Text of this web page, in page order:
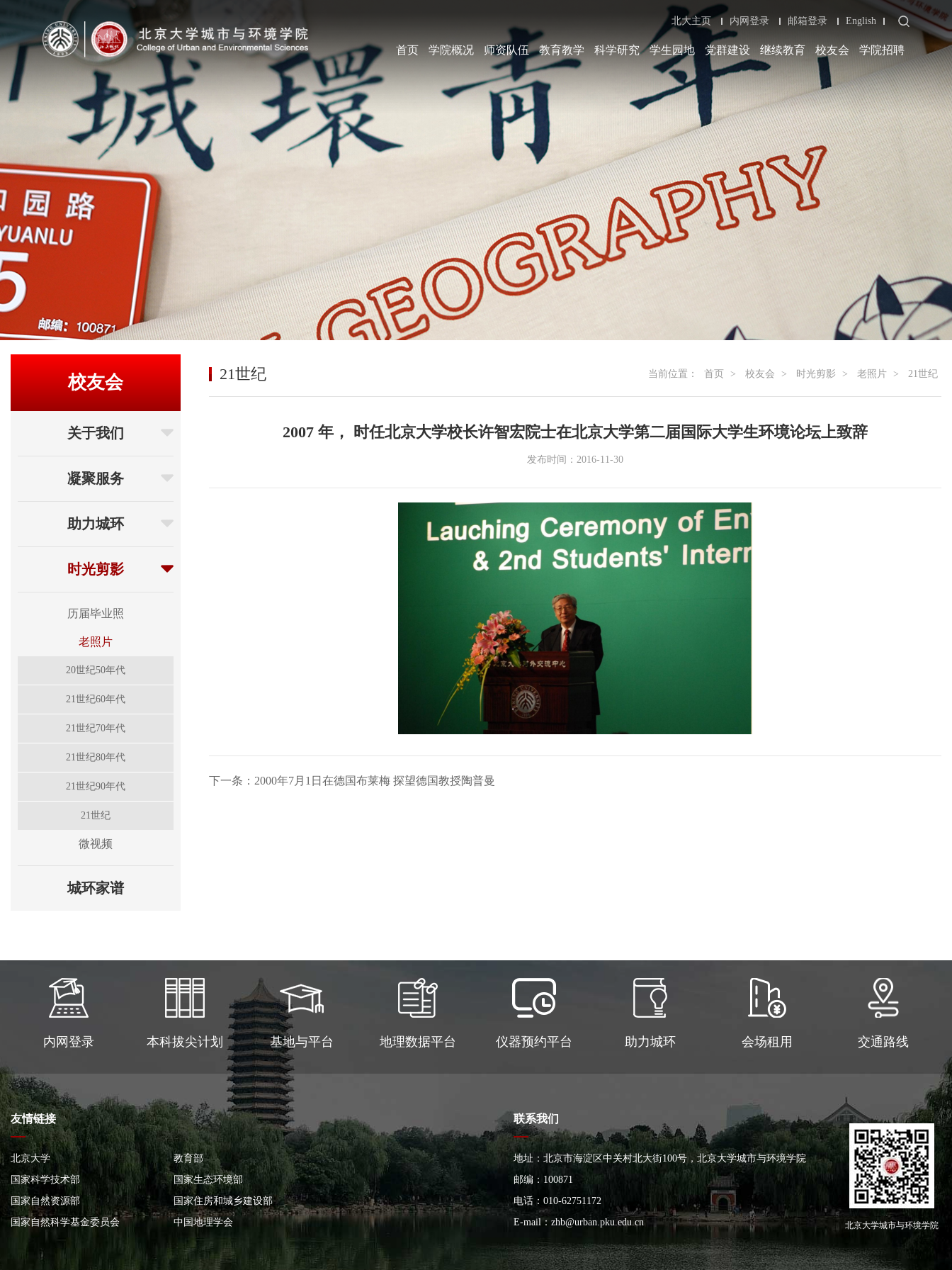
北大主页 内网登录 邮箱登录 English
首页 学院概况 师资队伍 教育教学 科学研究 学生园地 党群建设 继续教育 校友会 学院招聘
校友会
关于我们
凝聚服务
助力城环
时光剪影
历届毕业照
老照片
20世纪50年代
21世纪60年代
21世纪70年代
21世纪80年代
21世纪90年代
21世纪
微视频
城环家谱
21世纪 当前位置： 首页 > 校友会 > 时光剪影 > 老照片 > 21世纪
2007 年， 时任北京大学校长许智宏院士在北京大学第二届国际大学生环境论坛上致辞
发布时间：2016-11-30
下一条：2000年7月1日在德国布莱梅 探望德国教授陶普曼
内网登录 本科拔尖计划 基地与平台 地理数据平台 仪器预约平台 助力城环 会场租用 交通路线
友情链接
北京大学
教育部
国家科学技术部
国家生态环境部
国家自然资源部
国家住房和城乡建设部
国家自然科学基金委员会
中国地理学会
联系我们
地址：北京市海淀区中关村北大街100号，北京大学城市与环境学院
大楼
邮编：100871
电话：010-62751172
E-mail： zhb@urban.pku.edu.cn 北京大学城市与环境学院